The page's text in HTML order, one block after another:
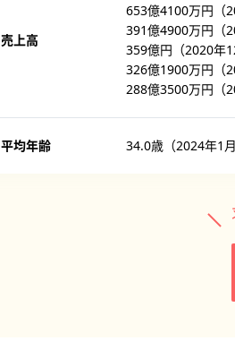
売上高
653億4100万円（
391億4900万円（
359億円（2020年
326億1900万円（
288億3500万円（
平均年齢 34.0歳（2024年1月